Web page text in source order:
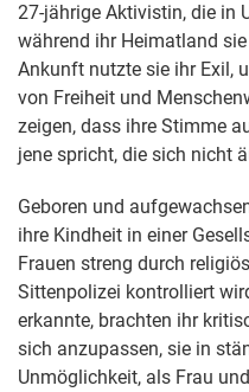
27-jährige Aktivistin, die in
während ihr Heimatland
Ankunft nutzte sie ihr Exil,
von Freiheit und
zeigen, dass ihre Stimme
jene spricht, die sich nicht
Geboren und
ihre Kindheit in einer
Frauen streng durch
Sittenpolizei kontrolliert
erkannte, brachten ihr
sich anzupassen, sie in
Unmöglichkeit, als Frau